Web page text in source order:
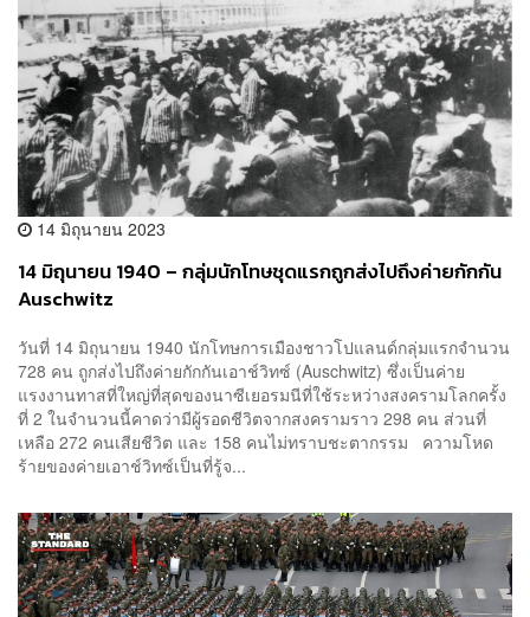
14 มิถุนายน 2023
14 มิถุนายน 1940 – กลุ่มนักโทษชุดแรกถูกส่งไปถึงค่ายกักกัน
Auschwitz
วันที่ 14 มิถุนายน 1940 นักโทษการเมืองชาวโปแลนด์กลุ่มแรกจำนวน
728 คน ถูกส่งไปถึงค่ายกักกันเอาช์วิทซ์ (Auschwitz) ซึ่งเป็นค่าย
แรงงานทาสที่ใหญ่ที่สุดของนาซีเยอรมนีที่ใช้ระหว่างสงครามโลกครั้ง
ที่ 2 ในจำนวนนี้คาดว่ามีผู้รอดชีวิตจากสงครามราว 298 คน ส่วนที่
เหลือ 272 คนเสียชีวิต และ 158 คนไม่ทราบชะตากรรม ความโหด
ร้ายของค่ายเอาช์วิทซ์เป็นที่รู้จ...